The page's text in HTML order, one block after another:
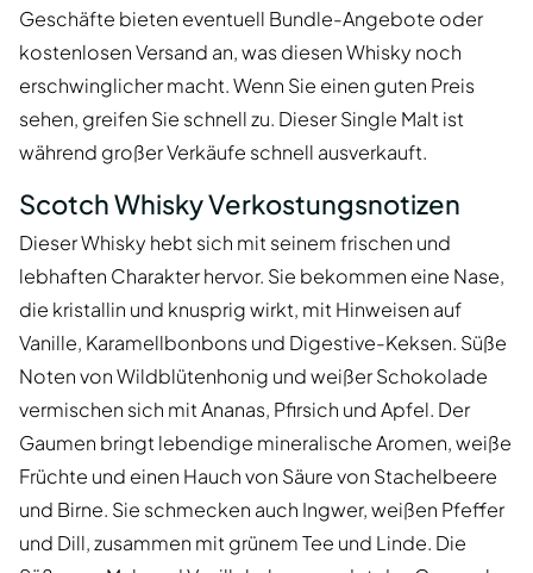
Geschäfte bieten eventuell Bundle-Angebote oder
kostenlosen Versand an, was diesen Whisky noch
erschwinglicher macht. Wenn Sie einen guten Preis
sehen, greifen Sie schnell zu. Dieser Single Malt ist
während großer Verkäufe schnell ausverkauft.
Scotch Whisky Verkostungsnotizen
Dieser Whisky hebt sich mit seinem frischen und
lebhaften Charakter hervor. Sie bekommen eine Nase,
die kristallin und knusprig wirkt, mit Hinweisen auf
Vanille, Karamellbonbons und Digestive-Keksen. Süße
Noten von Wildblütenhonig und weißer Schokolade
vermischen sich mit Ananas, Pfirsich und Apfel. Der
Gaumen bringt lebendige mineralische Aromen, weiße
Früchte und einen Hauch von Säure von Stachelbeere
und Birne. Sie schmecken auch Ingwer, weißen Pfeffer
und Dill, zusammen mit grünem Tee und Linde. Die